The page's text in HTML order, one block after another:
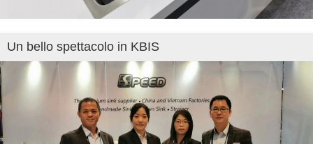
Un bello spettacolo in KBIS